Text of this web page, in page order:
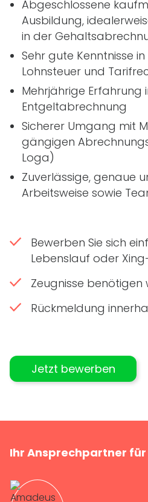
Abgeschlossene
Ausbildung,
in der
Sehr gute Kenntnisse
Lohnsteuer und
Mehrjährige Erfahrung
Entgeltabrechnung
Sicherer Umgang mit
gängigen
Loga)
Zuverlässige, genaue
Arbeitsweise sowie
Bewerben Sie sich
Lebenslauf oder
Zeugnisse benötigen
Rückmeldung
Jetzt bewerben
Ihr Ansprechpartner für